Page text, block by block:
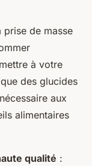
prise de masse
à votre
des glucides
aux
alimentaires
qualité :